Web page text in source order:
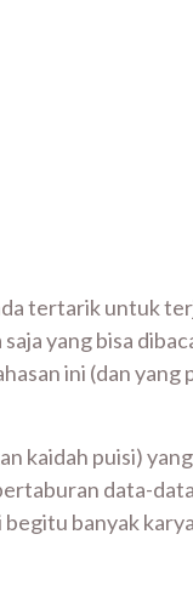
tertarik untuk
yang bisa
ini (dan
kaidah puisi)
data-
banyak